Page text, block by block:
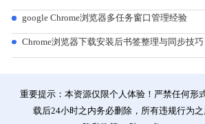
google Chrome浏览器多任务窗口管理经验
Chrome浏览器下载安装后书签整理与同步技巧
重要提示：本资源仅限个人体验！严禁任何形
载后24小时之内务必删除，所有违规行为之